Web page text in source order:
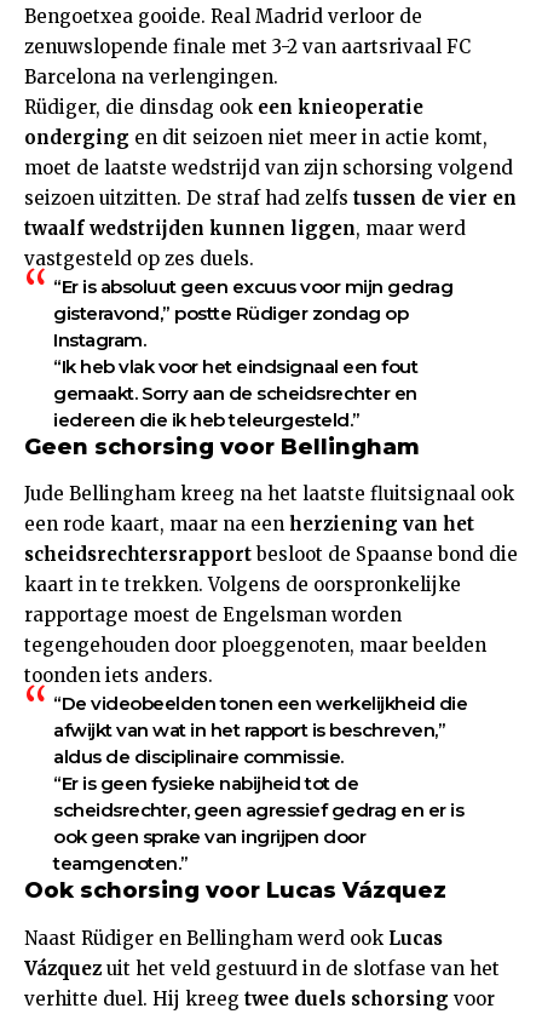
Bengoetxea gooide. Real Madrid verloor de
zenuwslopende finale met 3-2 van aartsrivaal FC
Barcelona na verlengingen.
Rüdiger, die dinsdag ook een knieoperatie
onderging en dit seizoen niet meer in actie komt,
moet de laatste wedstrijd van zijn schorsing volgend
seizoen uitzitten. De straf had zelfs tussen de vier en
twaalf wedstrijden kunnen liggen, maar werd
vastgesteld op zes duels.
“Er is absoluut geen excuus voor mijn gedrag
gisteravond,” postte Rüdiger zondag op
Instagram.
“Ik heb vlak voor het eindsignaal een fout
gemaakt. Sorry aan de scheidsrechter en
iedereen die ik heb teleurgesteld.”
Geen schorsing voor Bellingham
Jude Bellingham kreeg na het laatste fluitsignaal ook
een rode kaart, maar na een herziening van het
scheidsrechtersrapport besloot de Spaanse bond die
kaart in te trekken. Volgens de oorspronkelijke
rapportage moest de Engelsman worden
tegengehouden door ploeggenoten, maar beelden
toonden iets anders.
“De videobeelden tonen een werkelijkheid die
afwijkt van wat in het rapport is beschreven,”
aldus de disciplinaire commissie.
“Er is geen fysieke nabijheid tot de
scheidsrechter, geen agressief gedrag en er is
ook geen sprake van ingrijpen door
teamgenoten.”
Ook schorsing voor Lucas Vázquez
Naast Rüdiger en Bellingham werd ook Lucas
Vázquez uit het veld gestuurd in de slotfase van het
verhitte duel. Hij kreeg twee duels schorsing voor